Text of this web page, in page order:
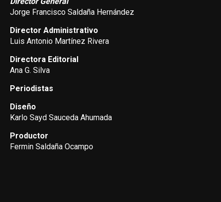
Jorge Francisco Saldaña Hernández
Director Administrativo
Luis Antonio Martínez Rivera
Directora Editorial
Ana G. Silva
Periodistas
Diseño
Karlo Sayd Sauceda Ahumada
Productor
Fermin Saldaña Ocampo